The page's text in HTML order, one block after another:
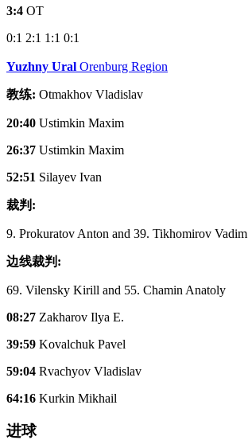
3:4 OT
0:1 2:1 1:1 0:1
Yuzhny Ural Orenburg Region
教练: Otmakhov Vladislav
20:40 Ustimkin Maxim
26:37 Ustimkin Maxim
52:51 Silayev Ivan
裁判:
9. Prokuratov Anton and 39. Tikhomirov Vadim
边线裁判:
69. Vilensky Kirill and 55. Chamin Anatoly
08:27 Zakharov Ilya E.
39:59 Kovalchuk Pavel
59:04 Rvachyov Vladislav
64:16 Kurkin Mikhail
进球